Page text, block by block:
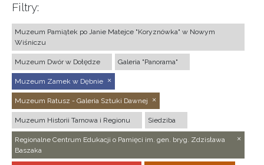
Filtry:
Muzeum Pamiątek po Janie Matejce "Koryznówka" w Nowym
Wiśniczu
Muzeum Dwór w Dołędze Galeria "Panorama"
Muzeum Zamek w Dębnie
Muzeum Ratusz - Galeria Sztuki Dawnej
Muzeum Historii Tarnowa i Regionu Siedziba
Regionalne Centrum Edukacji o Pamięci im. gen. bryg. Zdzisława
Baszaka